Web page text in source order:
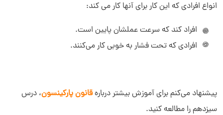
انواع افرادی که این کار برای آنها کار می کند:
افراد کند که سرعت عملشان پایین است.
افرادی که تحت فشار به خوبی کار می‌کنند.
پیشنهاد می‌کنم برای آموزش بیشتر دربارهقانون پارکینسون، درس
سیزدهم را مطالعه کنید.